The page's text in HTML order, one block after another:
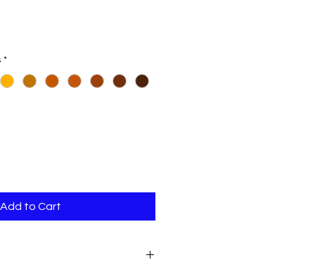
*
Add to Cart